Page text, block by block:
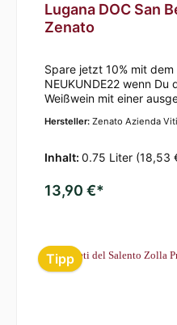
Lugana DOC San
Zenato
Spare jetzt 10% mit
NEUKUNDE22 wenn Du
Weißwein mit einer
Trauben für diesen Wein
des Gardasees entlang
und glasklar und wird
hellgelben Farbe
weißem Pfirsich, Äpfeln
vollmundiger, runder
Nachgeschmack.
Hersteller: Zenato Azienda
Inhalt: 0.75 Liter (18,53
13,90 €*
Tipp